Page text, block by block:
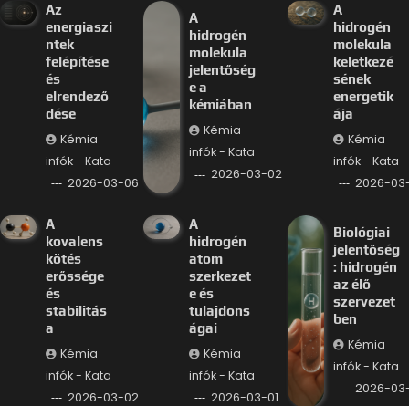
Az
energiaszi
ntek
felépítése
és
elrendező
dése
Kémia
infók - Kata
2026-03-06
A
hidrogén
molekula
jelentőség
e a
kémiában
Kémia
infók - Kata
2026-03-02
A
hidrogén
molekula
keletkezé
sének
energetik
ája
Kémia
infók - Kata
2026-
A
kovalens
kötés
erőssége
és
stabilitás
a
Kémia
infók - Kata
2026-03-02
A
hidrogén
atom
szerkezet
e és
tulajdons
ágai
Kémia
infók - Kata
2026-03-01
Biológiai
jelentőség
: hidrogén
az élő
szervezet
ben
Kémia
infók - Kata
2026-